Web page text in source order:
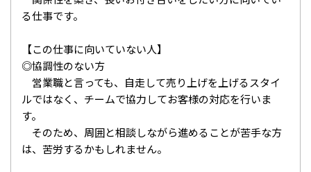
る仕事です。
【この仕事に向いていない人】
◎協調性のない方
営業職と言っても、自走して売り上げを上げるスタイ
ルではなく、チームで協力してお客様の対応を行いま
す。
そのため、周囲と相談しながら進めることが苦手な方
は、苦労するかもしれません。